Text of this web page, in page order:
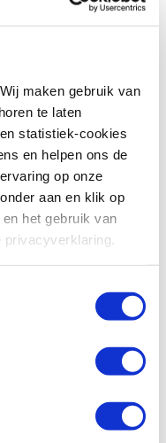
maken gebruik van
te laten
statistiek-cookies
en helpen ons de
op onze
aan en klik op
het gebruik van
privacyverklaring.
bijhouden en
Dat gebeurt
van
zijn bij en invloed
de belangen
structureel in
en social media. Dit